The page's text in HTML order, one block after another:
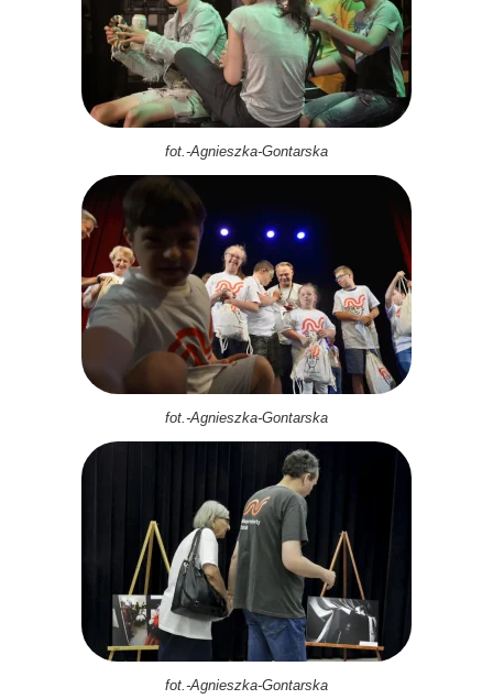
fot.-Agnieszka-Gontarska
fot.-Agnieszka-Gontarska
fot.-Agnieszka-Gontarska